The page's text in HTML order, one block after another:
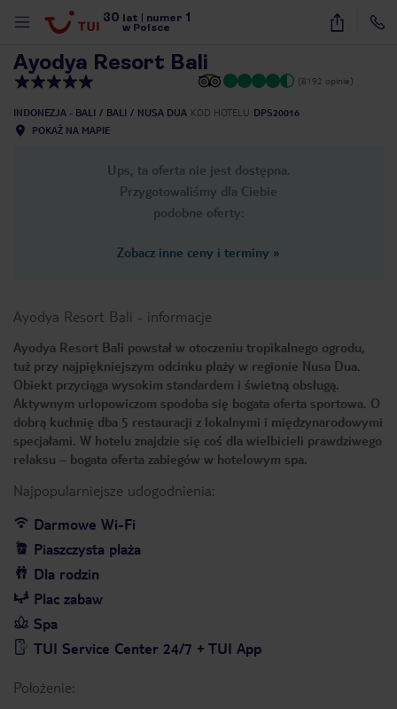
30 lat numer 1
w Polsce
43
Ayodya Resort Bali
(8192 opinie)
INDONEZJA - BALI BALI NUSA DUA KOD HOTELU DPS20016
POKAŻ NA MAPIE
Ups, ta oferta nie jest dostępna.
Przygotowaliśmy dla Ciebie
podobne oferty:
Zobacz inne ceny i terminy »
Ayodya Resort Bali - informacje
Ayodya Resort Bali powstał w otoczeniu tropikalnego ogrodu,
tuż przy najpiękniejszym odcinku plaży w regionie Nusa Dua.
Obiekt przyciąga wysokim standardem i świetną obsługą.
Aktywnym urlopowiczom spodoba się bogata oferta sportowa. O
dobrą kuchnię dba 5 restauracji z lokalnymi i międzynarodowymi
specjałami. W hotelu znajdzie się coś dla wielbicieli prawdziwego
relaksu – bogata oferta zabiegów w hotelowym spa.
Najpopularniejsze udogodnienia:
Darmowe Wi-Fi
Piaszczysta plaża
Dla rodzin
Plac zabaw
Spa
TUI Service Center 24/7 + TUI App
Położenie: